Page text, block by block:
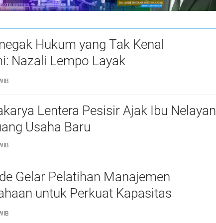
Hukum yang Tak Kenal
Nazali Lempo Layak
Jadi Jaksa Agung
Lentera Pesisir Ajak Ibu Nelayan
Usaha Baru
Gelar Pelatihan Manajemen
untuk Perkuat Kapasitas
Desa Tinggimae